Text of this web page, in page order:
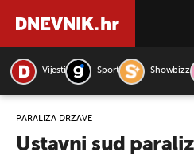
Vijesti Sport Showbizz
PARALIZA DRŽAVE
Ustavni sud
PRETRAŽITE VIJESTI